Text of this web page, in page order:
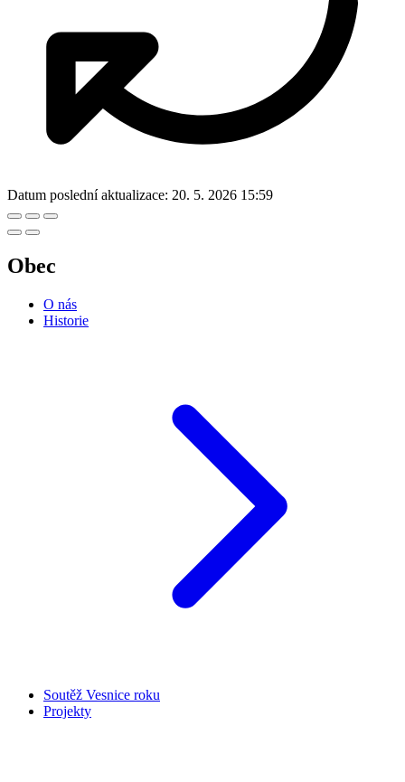
Datum poslední aktualizace: 20. 5. 2026 15:59
Obec
O nás
Historie
Soutěž Vesnice roku
Projekty